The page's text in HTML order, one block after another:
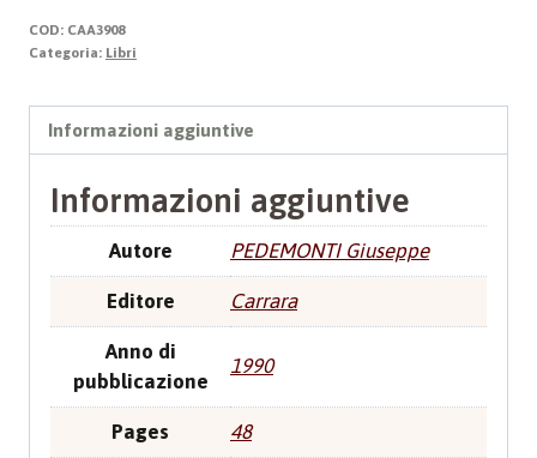
d'Organo
quantità
COD: CAA3908
Categoria: Libri
Informazioni aggiuntive
Informazioni aggiuntive
Autore PEDEMONTI Giuseppe
Editore Carrara
Anno di
pubblicazione
1990
Pages 48